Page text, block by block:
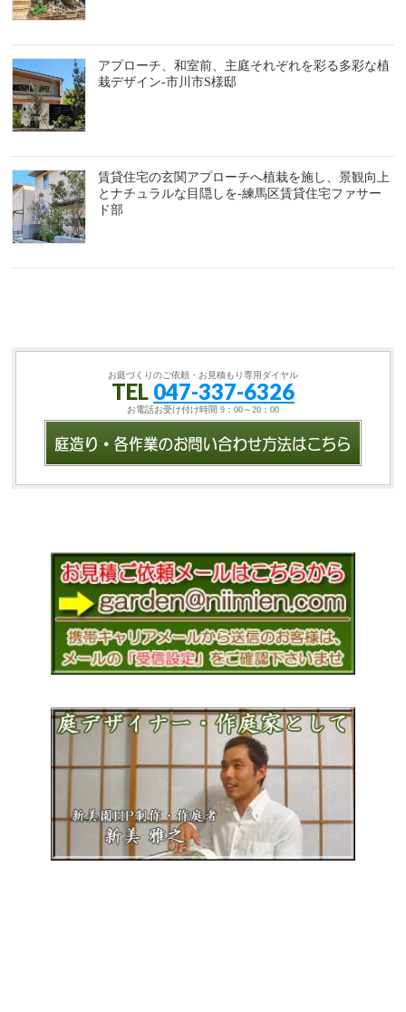
アプローチ、和室前、主庭それぞれを彩る多彩な植
栽デザイン-市川市S様邸
賃貸住宅の玄関アプローチへ植栽を施し、景観向上
とナチュラルな目隠しを-練馬区賃貸住宅ファサー
ド部
お庭づくりのご依頼・お見積もり専用ダイヤル
TEL 047-337-6326
お電話お受け付け時間 9：00～20：00